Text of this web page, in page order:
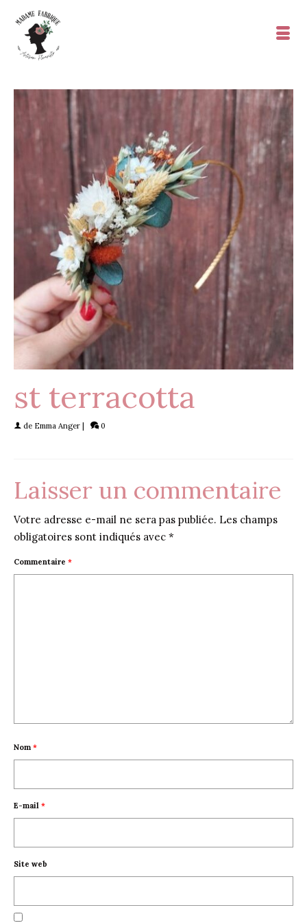
st terracotta
de Emma Anger 0
Laisser un commentaire
Votre adresse e-mail ne sera pas publiée. Les champs
obligatoires sont indiqués avec *
Commentaire *
Nom *
E-mail *
Site web